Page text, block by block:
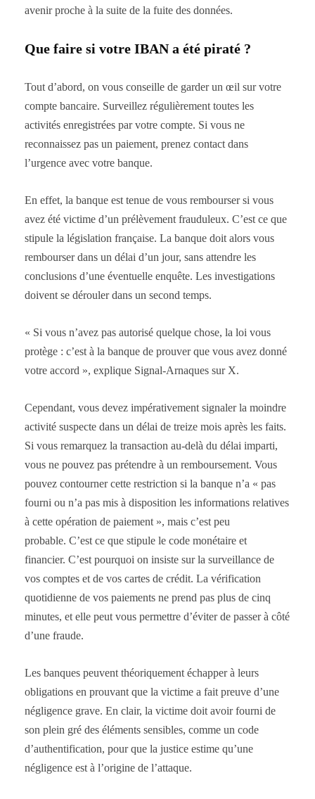
avenir proche à la suite de la fuite des données.
Que faire si votre IBAN a été piraté ?
Tout d’abord, on vous conseille de garder un œil sur votre
compte bancaire. Surveillez régulièrement toutes les
activités enregistrées par votre compte. Si vous ne
reconnaissez pas un paiement, prenez contact dans
l’urgence avec votre banque.
En effet, la banque est tenue de vous rembourser si vous
avez été victime d’un prélèvement frauduleux. C’est ce que
stipule la législation française. La banque doit alors vous
rembourser dans un délai d’un jour, sans attendre les
conclusions d’une éventuelle enquête. Les investigations
doivent se dérouler dans un second temps.
« Si vous n’avez pas autorisé quelque chose, la loi vous
protège : c’est à la banque de prouver que vous avez donné
votre accord », explique Signal-Arnaques sur X.
Cependant, vous devez impérativement signaler la moindre
activité suspecte dans un délai de treize mois après les faits.
Si vous remarquez la transaction au-delà du délai imparti,
vous ne pouvez pas prétendre à un remboursement. Vous
pouvez contourner cette restriction si la banque n’a « pas
fourni ou n’a pas mis à disposition les informations relatives
à cette opération de paiement », mais c’est peu
probable. C’est ce que stipule le code monétaire et
financier. C’est pourquoi on insiste sur la surveillance de
vos comptes et de vos cartes de crédit. La vérification
quotidienne de vos paiements ne prend pas plus de cinq
minutes, et elle peut vous permettre d’éviter de passer à côté
d’une fraude.
Les banques peuvent théoriquement échapper à leurs
obligations en prouvant que la victime a fait preuve d’une
négligence grave. En clair, la victime doit avoir fourni de
son plein gré des éléments sensibles, comme un code
d’authentification, pour que la justice estime qu’une
négligence est à l’origine de l’attaque.